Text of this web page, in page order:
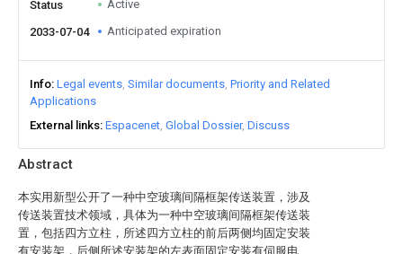
Abstract
本实用新型公开了一种中空玻璃间隔框架传送装置，涉及
传送装置技术领域，具体为一种中空玻璃间隔框架传送装
置，包括四方立柱，所述四方立柱的前后两侧均固定安装
有安装架，后侧所述安装架的左表面固定安装有伺服电
Status Active
2033-07-04 Anticipated expiration
Info Legal events Similar documents Priority and Related
Applications
External links Espacenet Global Dossier Discuss